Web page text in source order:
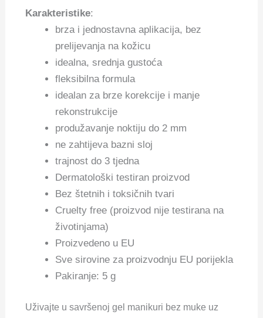
Karakteristike:
brza i jednostavna aplikacija, bez
prelijevanja na kožicu
idealna, srednja gustoća
fleksibilna formula
idealan za brze korekcije i manje
rekonstrukcije
produžavanje noktiju do 2 mm
ne zahtijeva bazni sloj
trajnost do 3 tjedna
Dermatološki testiran proizvod
Bez štetnih i toksičnih tvari
Cruelty free (proizvod nije testirana na
životinjama)
Proizvedeno u EU
Sve sirovine za proizvodnju EU porijekla
Pakiranje: 5 g
Uživajte u savršenoj gel manikuri bez muke uz